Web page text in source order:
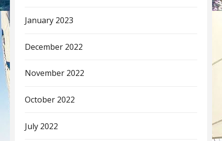
January 2023
December 2022
November 2022
October 2022
July 2022